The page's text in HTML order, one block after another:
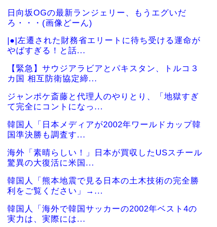
日向坂OGの最新ランジェリー、もうエグいだ
ろ・・・(画像どーん)
|●|左遷された財務省エリートに待ち受ける運命が
やばすぎる！と話...
【緊急】サウジアラビアとパキスタン、トルコ３
カ国 相互防衛協定締...
ジャンポケ斎藤と代理人のやりとり、「地獄すぎ
て完全にコントになっ...
韓国人「日本メディアが2002年ワールドカップ韓
国準決勝も調査す...
海外「素晴らしい！」日本が買収したUSスチール
驚異の大復活に米国...
韓国人「熊本地震で見る日本の土木技術の完全勝
利をご覧ください」→...
韓国人「海外で韓国サッカーの2002年ベスト4の
実力は、実際には...